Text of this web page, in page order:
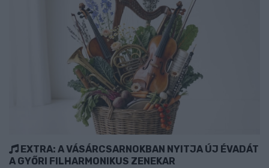
EXTRA: A VÁSÁRCSARNOKBAN NYITJA ÚJ ÉVADÁT
A GYŐRI FILHARMONIKUS ZENEKAR